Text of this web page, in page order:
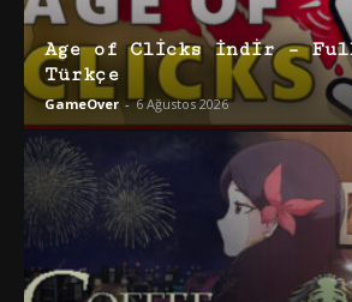
Age of Clicks İndir –
Türkçe
GameOver - 6 Ağustos 2026